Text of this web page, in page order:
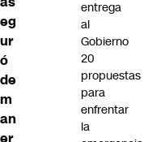
eg
ur
ó
de
m
an
entrega
al
Gobierno
20
propuestas
para
enfrentar
la